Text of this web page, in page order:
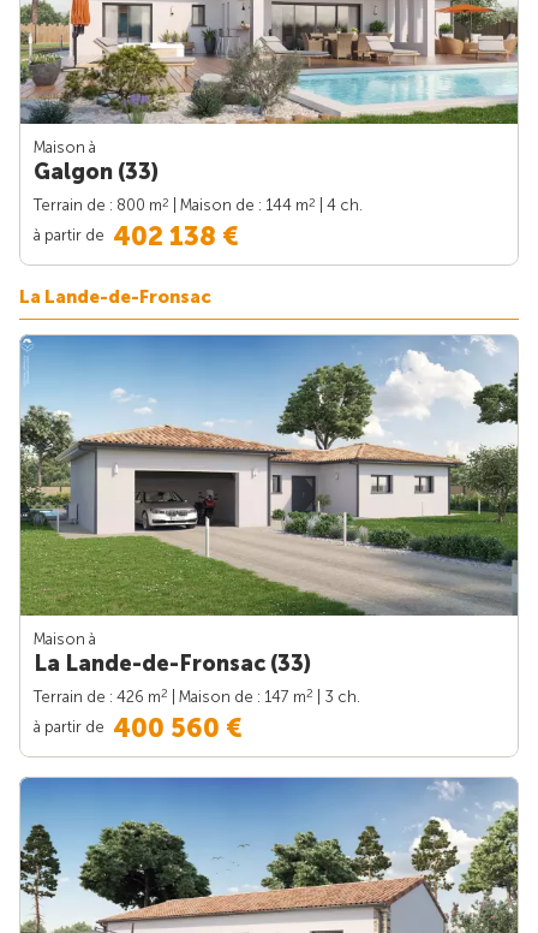
Maison à
Galgon (33)
Terrain de : 800 m2 | Maison de : 144 m2
| 4 ch.
à partir de 402 138 €
La Lande-de-Fronsac
Maison à
La Lande-de-Fronsac (33)
Terrain de : 426 m2 | Maison de : 147 m2
| 3 ch.
à partir de 400 560 €